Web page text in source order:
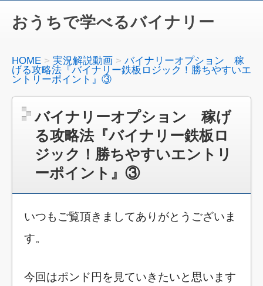
おうちで学べるバイナリー
HOME 実況解説動画
バイナリーオプション 稼
げる攻略法『バイナリー鉄板ロジック！勝ちやすいエ
ントリーポイント』③
バイナリーオプション 稼げ
る攻略法『バイナリー鉄板ロ
ジック！勝ちやすいエントリ
ーポイント』③
いつもご覧頂きましてありがとうございま
す。
今回はポンド円を見ていきたいと思います